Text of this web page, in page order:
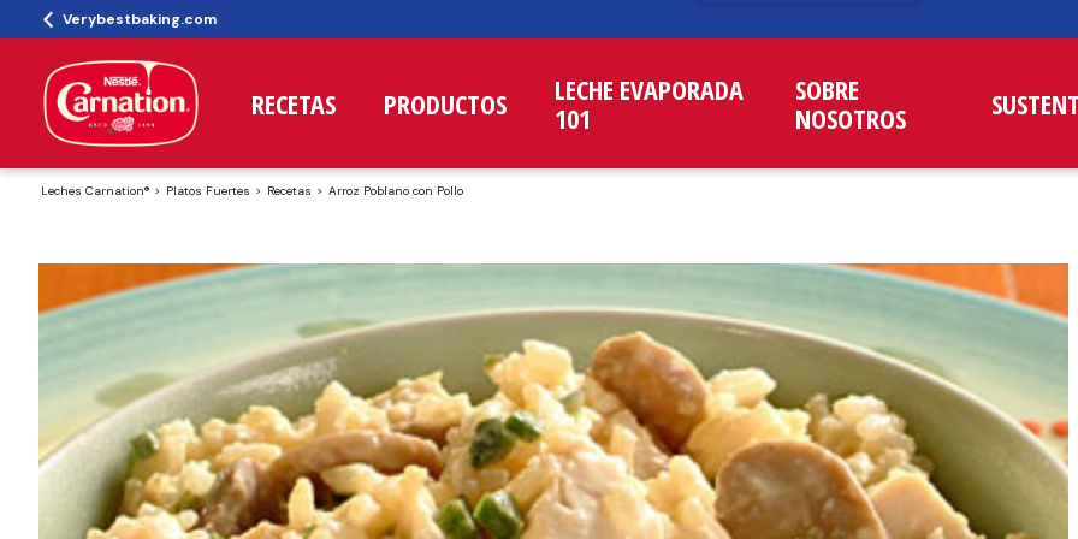
Verybestbaking.com
RECETAS PRODUCTOS
LECHE EVAPORADA
101
SOBRE
NOSOTROS
Leches Carnation® Platos Fuertes Recetas Arroz Poblano con Pollo